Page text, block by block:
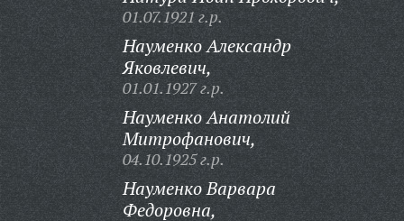
01.07.1921 г.р.
Науменко Александр
Яковлевич,
01.01.1927 г.р.
Науменко Анатолий
Митрофанович,
04.10.1925 г.р.
Науменко Варвара
Федоровна,